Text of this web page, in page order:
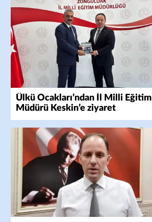
Ülkü Ocakları’ndan İl Milli Eğitim
Müdürü Keskin’e ziyaret